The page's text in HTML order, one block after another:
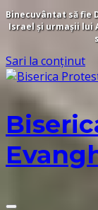
Binecuvântat să fie
Israel și urmașii lui
Sari la conținut